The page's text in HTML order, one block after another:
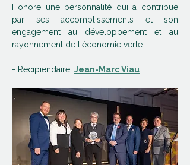
Honore une personnalité qui a contribué
par ses accomplissements et son
engagement au développement et au
rayonnement de l'économie verte.
- Récipiendaire: Jean-Marc Viau